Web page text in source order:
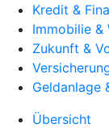
Kredit &
Immobilie &
Zukunft &
Geldanlage
Übersicht